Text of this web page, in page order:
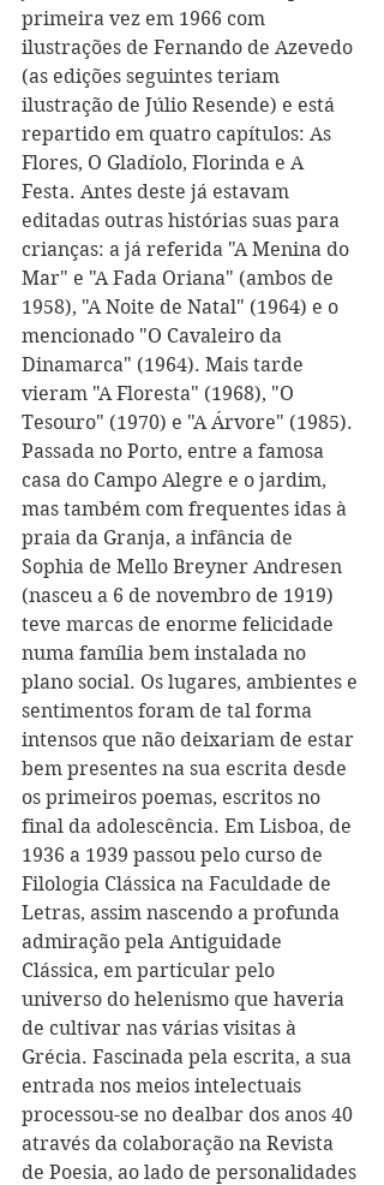
primeira vez em 1966 com
ilustrações de Fernando de Azevedo
(as edições seguintes teriam
ilustração de Júlio Resende) e está
repartido em quatro capítulos: As
Flores, O Gladíolo, Florinda e A
Festa. Antes deste já estavam
editadas outras histórias suas para
crianças: a já referida "A Menina do
Mar" e "A Fada Oriana" (ambos de
1958), "A Noite de Natal" (1964) e o
mencionado "O Cavaleiro da
Dinamarca" (1964). Mais tarde
vieram "A Floresta" (1968), "O
Tesouro" (1970) e "A Árvore" (1985).
Passada no Porto, entre a famosa
casa do Campo Alegre e o jardim,
mas também com frequentes idas à
praia da Granja, a infância de
Sophia de Mello Breyner Andresen
(nasceu a 6 de novembro de 1919)
teve marcas de enorme felicidade
numa família bem instalada no
plano social. Os lugares, ambientes e
sentimentos foram de tal forma
intensos que não deixariam de estar
bem presentes na sua escrita desde
os primeiros poemas, escritos no
final da adolescência. Em Lisboa, de
1936 a 1939 passou pelo curso de
Filologia Clássica na Faculdade de
Letras, assim nascendo a profunda
admiração pela Antiguidade
Clássica, em particular pelo
universo do helenismo que haveria
de cultivar nas várias visitas à
Grécia. Fascinada pela escrita, a sua
entrada nos meios intelectuais
processou-se no dealbar dos anos 40
através da colaboração na Revista
de Poesia, ao lado de personalidades